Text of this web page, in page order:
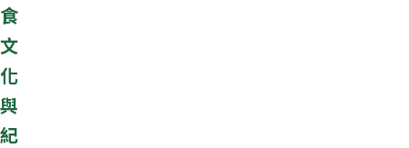
食
文
化
與
紀